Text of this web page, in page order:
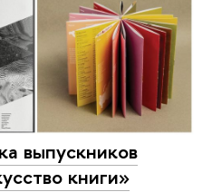
выпускников
книги»